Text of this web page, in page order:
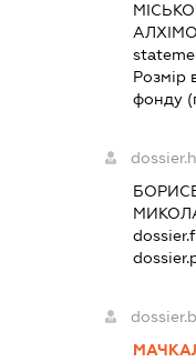
Розмір
фонду